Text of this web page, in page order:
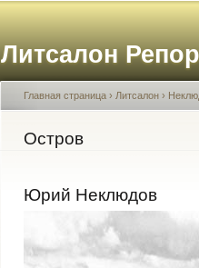
Литсалон
Вы здесь
Главная страница › Литсалон ›
Остров
Юрий Неклюдов